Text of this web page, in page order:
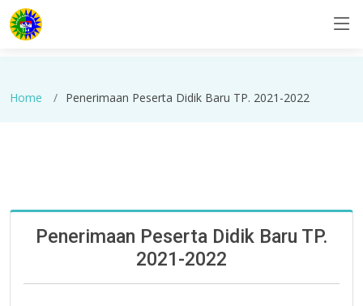
Home Penerimaan Peserta Didik Baru TP. 2021-2022
Penerimaan Peserta Didik Baru TP.
2021-2022